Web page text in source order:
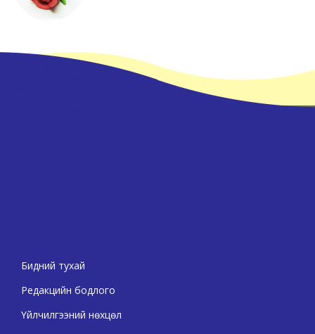
Бидний тухай
Редакцийн бодлого
Үйлчилгээний нөхцөл